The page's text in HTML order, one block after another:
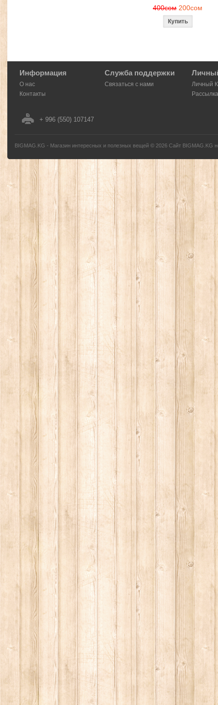
400сом 200сом
Информация
О нас
Контакты
Служба поддержки
Связаться с нами
Личный
Рассылка
+ 996 (550) 107147
BIGMAG.KG - Магазин интересных и полезных вещей © 2026 Сайт BIGMAG.KG
без письменного разрешения автора - запрещено, и будет преследоваться по